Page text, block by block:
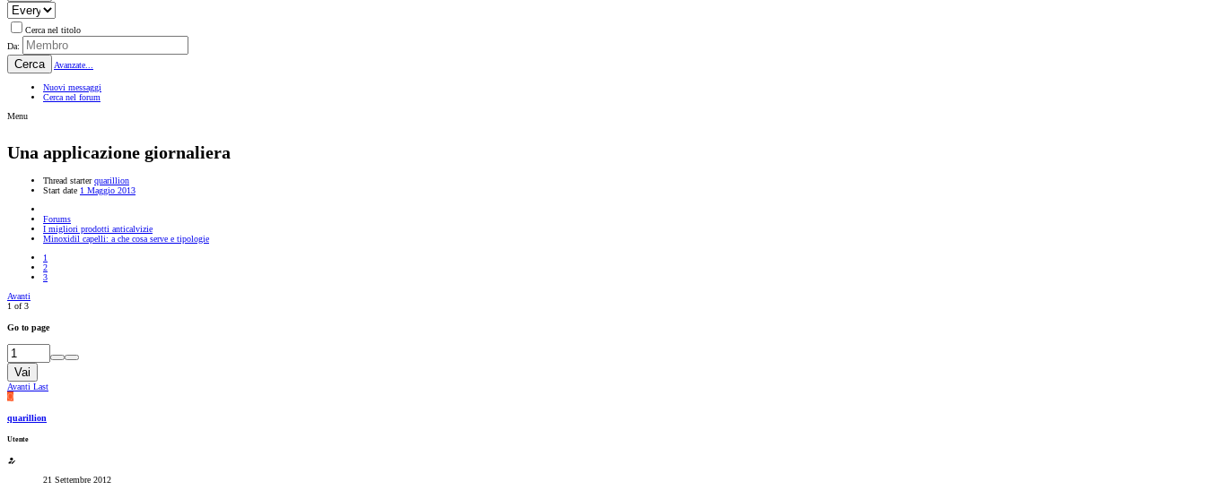
Cerca nel titolo
Da:
Cerca Avanzate...
Nuovi messaggi
Cerca nel forum
Menu
Una applicazione giornaliera
Thread starter quarillion
Start date 1 Maggio 2013
Forums
I migliori prodotti anticalvizie
Minoxidil capelli: a che cosa serve e tipologie
1
2
3
Avanti
1 of 3
Go to page
Vai
Avanti Last
Q
quarillion
Utente
21 Settembre 2012